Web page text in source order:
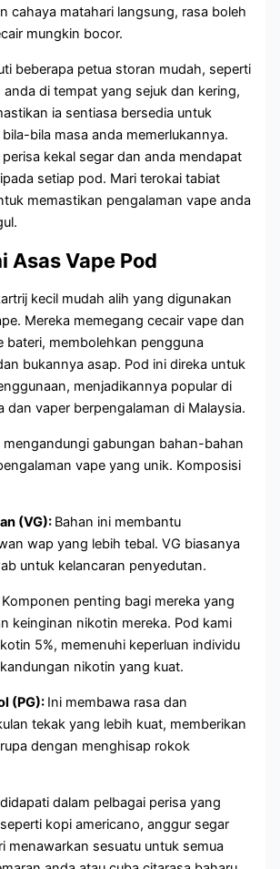
cahaya matahari langsung, rasa boleh
mungkin bocor.
beberapa petua storan mudah, seperti
di tempat yang sejuk dan kering,
ia sentiasa bersedia untuk
bila masa anda memerlukannya.
kekal segar dan anda mendapat
setiap pod. Mari terokai tabiat
memastikan pengalaman vape anda
Asas Vape Pod
kecil mudah alih yang digunakan
Mereka memegang cecair vape dan
bateri, membolehkan pengguna
bukannya asap. Pod ini direka untuk
menjadikannya popular di
dan vaper berpengalaman di Malaysia.
mengandungi gabungan bahan-bahan
vape yang unik. Komposisi
(VG): Bahan ini membantu
wap yang lebih tebal. VG biasanya
untuk kelancaran penyedutan.
Komponen penting bagi mereka yang
keinginan nikotin mereka. Pod kami
5%, memenuhi keperluan individu
nikotin yang kuat.
(PG): Ini membawa rasa dan
tekak yang lebih kuat, memberikan
dengan menghisap rokok
dalam pelbagai perisa yang
kopi americano, anggur segar
menawarkan sesuatu untuk semua